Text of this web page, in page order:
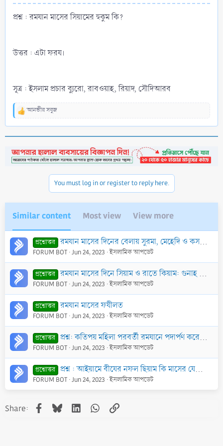
প্রশ্ন : রমযান মাসের সিয়ামের হুকুম কি?
উত্তর : এটা ফরয।
সূত্র : ইসলাম প্রচার ব্যুরো, রাবওয়াহ, রিয়াদ, সৌদিআরব
R
t
i
আনভীর সবুজ
You must log in or register to reply here.
Similar content Most view View more
প্রশ্নোত্তর রমযান মাসের দিনের বেলায় সুরমা, মেহেদি ও কসমেটিকস সামগ্রী ব্যবহার করার হুকুম
FORUM BOT Jun 24, 2023 ইসলামিক আপডেট
প্রশ্নোত্তর রমযান মাসের দিনে সিয়াম ও রাতে কিয়াম: গুনাহ মোচন এবং জান্নাতে প্রবেশের এক অবারিত সুযোগ
FORUM BOT Jun 24, 2023 ইসলামিক আপডেট
প্রশ্নোত্তর রমযান মাসের ফযীলত
FORUM BOT Jun 24, 2023 ইসলামিক আপডেট
প্রশ্নোত্তর প্রশ্ন: কতিপয় মহিলা পরবর্তী রমযানে পদার্পণ করেছে অথচ বিগত রমযানের কয়েক দিনের রোযা তারা রাখে নি! এক্ষণে তাদের করণীয় কি?
FORUM BOT Jun 24, 2023 ইসলামিক আপডেট
প্রশ্নোত্তর প্রশ্ন : আইয়ামে বীযের নফল ছিয়াম কি মাসের যেকোন তিনদিন রাখলে হবে, না কি ১৩, ১৪ ও ১৫ তারিখেই রাখতে হবে? তারিখ যদি নির্দিষ্ট হয় সেক্ষেত্রে যিলহজ্জ মাসের
FORUM BOT Jun 24, 2023 ইসলামিক আপডেট
Share: Facebook
BlueskyLinkedInWhatsApp
Link